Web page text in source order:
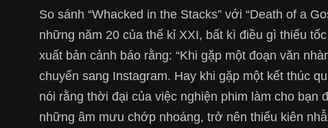
So sánh “Whacked in the Stacks” với “Death of a
những năm 20 của thế kỉ XXI, bất kì điều gì thiếu
xuất bản cảnh báo rằng: “Khi gặp một đoạn văn
chuyển sang Instagram. Hay khi gặp một kết thúc
nói rằng thời đại của việc nghiện phim làm cho
những âm mưu chớp nhoáng, trở nên thiếu kiên